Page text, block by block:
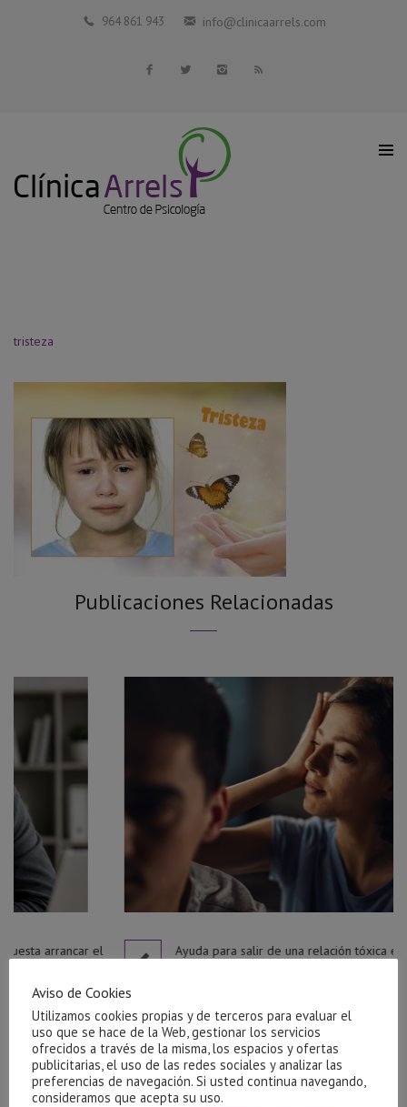
Blog
964 861 943 info@clinicaarrels.com
tristeza
Publicaciones Relacionadas
Ayuda para salir de una relación tóxica en Castellón
Aviso de Cookies
Utilizamos cookies propias y de terceros para evaluar el
uso que se hace de la Web, gestionar los servicios
ofrecidos a través de la misma, los espacios y ofertas
publicitarias, el uso de las redes sociales y analizar las
preferencias de navegación. Si usted continua navegando,
consideramos que acepta su uso.